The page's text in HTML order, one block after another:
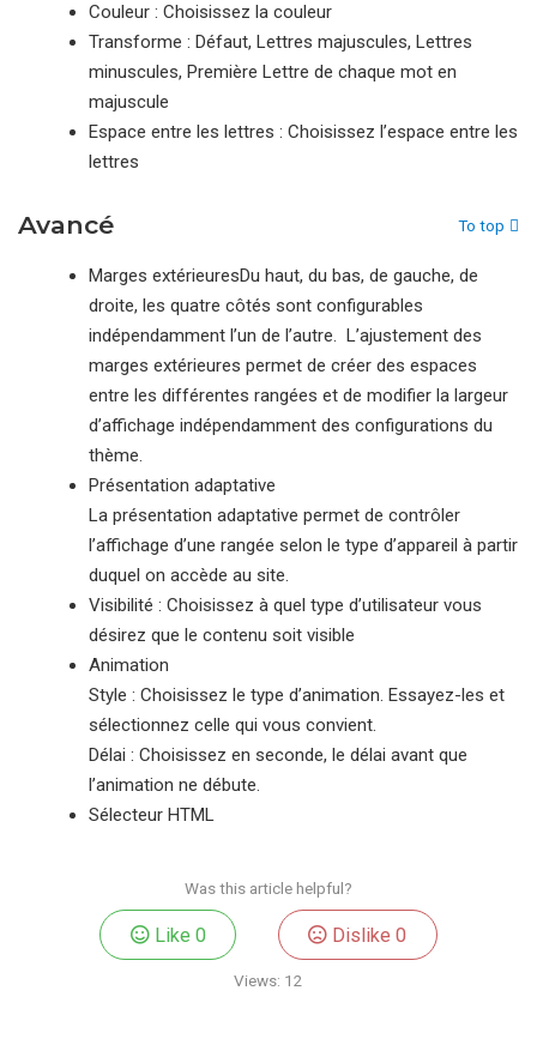
Couleur : Choisissez la couleur
Transforme : Défaut, Lettres majuscules, Lettres
minuscules, Première Lettre de chaque mot en
majuscule
Espace entre les lettres : Choisissez l’espace entre les
lettres
Avancé To top
Marges extérieuresDu haut, du bas, de gauche, de
droite, les quatre côtés sont configurables
indépendamment l’un de l’autre. L’ajustement des
marges extérieures permet de créer des espaces
entre les différentes rangées et de modifier la largeur
d’affichage indépendamment des configurations du
thème.
Présentation adaptative
La présentation adaptative permet de contrôler
l’affichage d’une rangée selon le type d’appareil à partir
duquel on accède au site.
Visibilité : Choisissez à quel type d’utilisateur vous
désirez que le contenu soit visible
Animation
Style : Choisissez le type d’animation. Essayez-les et
sélectionnez celle qui vous convient.
Délai : Choisissez en seconde, le délai avant que
l’animation ne débute.
Sélecteur HTML
Was this article helpful?
Like 0 Dislike0
Views: 12